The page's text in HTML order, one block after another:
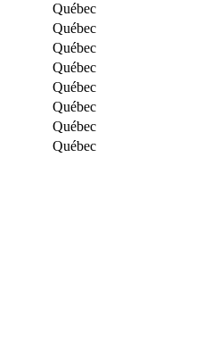
Québec
Québec
Québec
Québec
Québec
Québec
Québec
Québec